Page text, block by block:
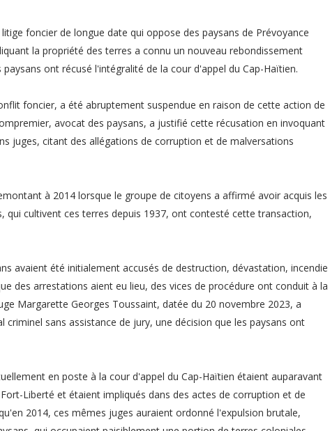
foncier de longue date qui oppose des paysans de Prévoyance
la propriété des terres a connu un nouveau rebondissement
ont récusé l'intégralité de la cour d'appel du Cap-Haïtien.
foncier, a été abruptement suspendue en raison de cette action de
avocat des paysans, a justifié cette récusation en invoquant
juges, citant des allégations de corruption et de malversations
à 2014 lorsque le groupe de citoyens a affirmé avoir acquis les
qui cultivent ces terres depuis 1937, ont contesté cette transaction,
avaient été initialement accusés de destruction, dévastation, incendie
des arrestations aient eu lieu, des vices de procédure ont conduit à la
Margarette Georges Toussaint, datée du 20 novembre 2023, a
sans assistance de jury, une décision que les paysans ont
en poste à la cour d'appel du Cap-Haïtien étaient auparavant
Liberté et étaient impliqués dans des actes de corruption et de
2014, ces mêmes juges auraient ordonné l'expulsion brutale,